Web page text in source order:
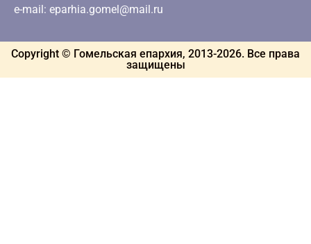
e-mail: eparhia.gomel@mail.ru
Copyright © Гомельская епархия, 2013-2026. Все права
защищены